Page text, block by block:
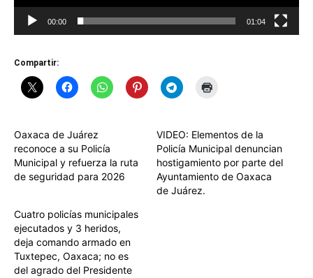
00:00 01:04
Compartir:
Oaxaca de Juárez
reconoce a su Policía
Municipal y refuerza la ruta
de seguridad para 2026
VIDEO: Elementos de la
Policía Municipal denuncian
hostigamiento por parte del
Ayuntamiento de Oaxaca
de Juárez.
Cuatro policías municipales
ejecutados y 3 heridos,
deja comando armado en
Tuxtepec, Oaxaca; no es
del agrado del Presidente